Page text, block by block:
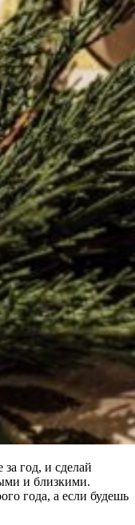
год, и сделай
и близкими.
года, а если будешь